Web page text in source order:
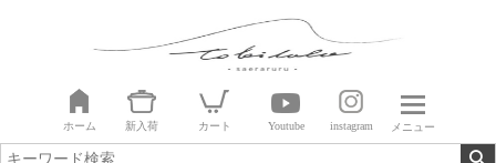
ホーム 新入荷 カート Youtube instagram メニュー